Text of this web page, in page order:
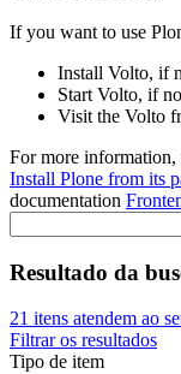
If you want to use
Install Volto, if
Start Volto, if
Visit the Volto
For more information,
Install Plone from its
documentation
Resultado da
21 itens atendem ao
Filtrar os resultados
Tipo de item